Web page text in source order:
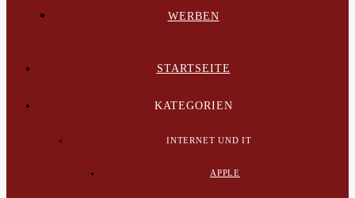
WERBEN
STARTSEITE
KATEGORIEN
INTERNET UND IT
APPLE